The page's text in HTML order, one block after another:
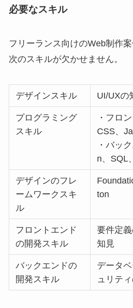
必要なスキル
フリーランス向けのWeb制作案
次のスキルが欠かせません。
デザインスキル UI/UXの
プログラミング
スキル
・フロ
CSS、
・バッ
n、SQL
デザインのフレ
ームワークスキ
ル
ton
フロントエンド
の開発スキル
要件定
知見
バックエンドの
開発スキル
データ
ュリテ